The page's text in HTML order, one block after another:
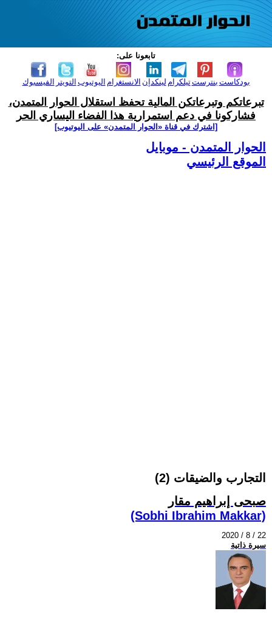
تابعونا على:
الفيسبوك التويتر اليوتيوب الانستغرام لينكدإن تيلكرامبنترست بودكاست
تبرعاتكم وتبرعاتكن المالية تحفظ استقلال الحوار المتمدن،
فشاركونا في دعم استمرارية هذا الفضاء اليساري الحر
[اشترك في قناة ‫«الحوار المتمدن» على اليوتيوب]
الحوار المتمدن - موبايل
الموقع الرئيسي
التجارب والضيقات (2)
صبحى إبراهيم مقار
(Sobhi Ibrahim Makkar)
2020 / 8 / 22
سيرة ذاتية